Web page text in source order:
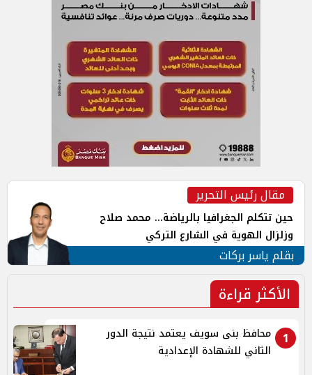
مقال رئيس التحرير
حين تتكلم الجغرافيا بالرياضة... محمد صلاح
وزلزال الهوية في الشارع التركي
بقلم ياسر بركات
الأكثر قراءة
1
محافظ بنى سويف يعتمد نتيجة الدور
الثاني للشهادة الإعدادية